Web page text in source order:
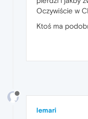
Oczywiście w
Ktoś ma
lemari